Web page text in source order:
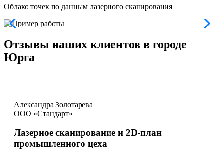
Облако точек по данным лазерного сканирования
Отзывы наших клиентов в городе
Юрга
Александра Золотарева
ООО «Стандарт»
Лазерное сканирование и 2D-план
промышленного цеха